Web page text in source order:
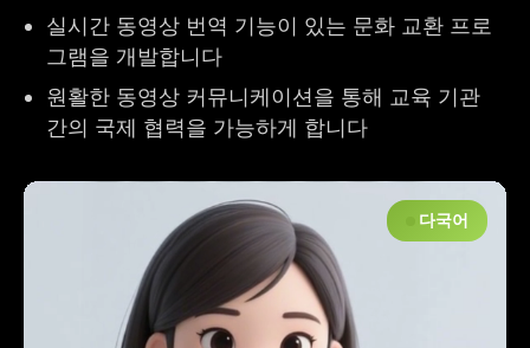
실시간 동영상 번역 기능이 있는 문화 교환 프로
그램을 개발합니다
원활한 동영상 커뮤니케이션을 통해 교육 기관
간의 국제 협력을 가능하게 합니다
다국어